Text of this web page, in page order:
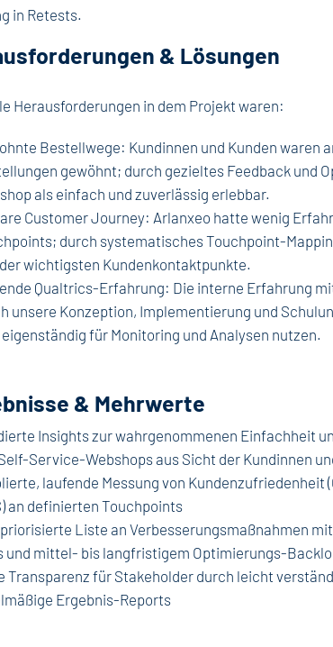
in Retests.
& Lösungen
Herausforderungen in dem Projekt waren:
Bestellwege: Kundinnen und Kunden waren
gewöhnt; durch gezieltes Feedback und
als einfach und zuverlässig erlebbar.
Customer Journey: Arlanxeo hatte wenig
durch systematisches Touchpoint-
wichtigsten Kundenkontaktpunkte.
Qualtrics-Erfahrung: Die interne Erfahrung
unsere Konzeption, Implementierung und
eigenständig für Monitoring und Analysen nutzen.
& Mehrwerte
Insights zur wahrgenommenen Einfachheit
Service-Webshops aus Sicht der Kundinnen
laufende Messung von Kundenzufriedenheit
an definierten Touchpoints
Liste an Verbesserungsmaßnahmen
und mittel- bis langfristigem Optimierungs-
Transparenz für Stakeholder durch leicht
Ergebnis-Reports